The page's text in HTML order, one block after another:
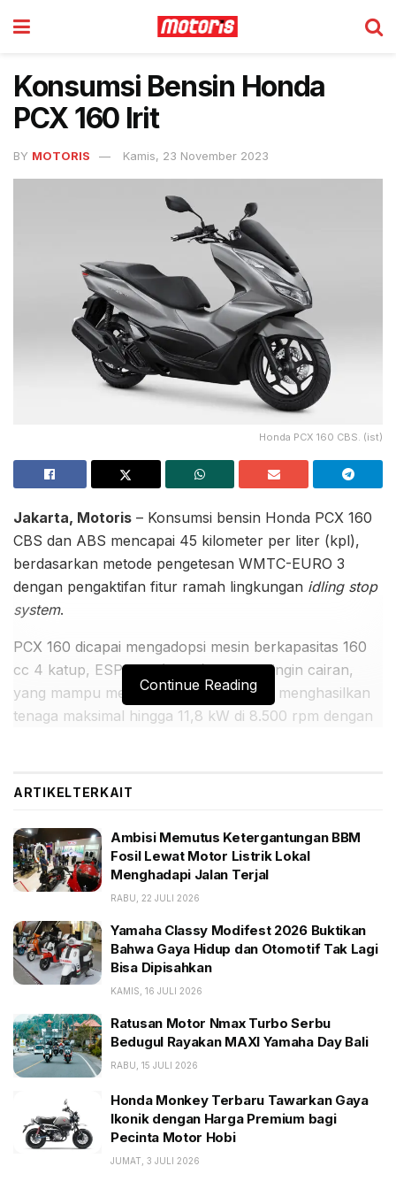
Konsumsi Bensin Honda
PCX 160 Irit
BY MOTORIS Kamis, 23 November 2023
Honda PCX 160 CBS. (ist)
Jakarta, Motoris – Konsumsi bensin Honda PCX 160
CBS dan ABS mencapai 45 kilometer per liter (kpl),
berdasarkan metode pengetesan WMTC-EURO 3
dengan pengaktifan fitur ramah lingkungan idling stop
system.
PCX 160 dicapai mengadopsi mesin berkapasitas 160
cc 4 katup, ESP plus (eSP+), berpendingin cairan,
yang mampu mengurangi gesekan dan menghasilkan
tenaga maksimal hingga 11,8 kW di 8.500 rpm dengan
mampu memberikan kesempurnaan puncak saat
BACA JUGA:
Ambisi Memutus Ketergantungan BBM Fosil Lewat
Motor Listrik Lokal Menghadapi Jalan Terjal
Yamaha Classy Modifest 2026 Buktikan Bahwa Gaya
Hidup dan Otomotif Tak Lagi Bisa Dipisahkan
Ratusan Motor Nmax Turbo Serbu Bedugul Rayakan
MAXI Yamaha Day Bali
Kabar terbaru, PT Astra Honda Motor (AHM)
menghadirkan pilihan warna baru PCX 160, yakni
hitam, dan biru matte yang telah hadir pada tipe CBS.
Adapun warna baru PCX 160 ABS adalah cokelat,
melengkapi warna sebelumnya merah, putih, biru, dan
Continue Reading
ARTIKELTERKAIT
Ambisi Memutus Ketergantungan BBM
Fosil Lewat Motor Listrik Lokal
Menghadapi Jalan Terjal
RABU, 22 JULI 2026
Yamaha Classy Modifest 2026 Buktikan
Bahwa Gaya Hidup dan Otomotif Tak Lagi
Bisa Dipisahkan
KAMIS, 16 JULI 2026
Ratusan Motor Nmax Turbo Serbu
Bedugul Rayakan MAXI Yamaha Day Bali
RABU, 15 JULI 2026
Honda Monkey Terbaru Tawarkan Gaya
Ikonik dengan Harga Premium bagi
Pecinta Motor Hobi
JUMAT, 3 JULI 2026